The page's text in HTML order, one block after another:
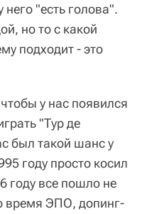
него "есть голова".
но то с какой
подходит - это
у нас появился
"Тур де
был такой шанс у
году просто косил
году все пошло не
время ЭПО, допинг-